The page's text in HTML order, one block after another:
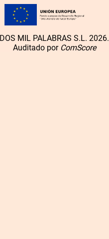
DOS MIL PALABRAS S.L. 2026.
Auditado por ComScore